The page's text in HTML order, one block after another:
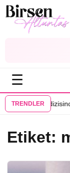
☰
TRENDLER
Yer”
Etiket: